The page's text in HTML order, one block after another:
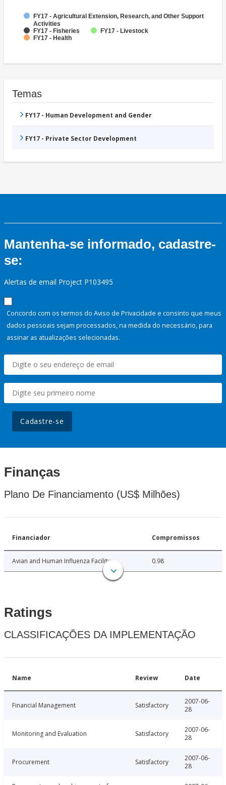
FY17 - Agricultural Extension, Research, and Other Support
Activities
FY17 - Fisheries
FY17 - Livestock
FY17 - Health
Temas
FY17 - Human Development and Gender
FY17 - Private Sector Development
Mantenha-se informado, cadastre-
se:
Alertas de email Project P103495
Concordo com os termos do Aviso de Privacidade e consinto que meus
dados pessoais sejam processados, na medida do necessário, para
assinar as atualizações selecionadas.
Cadastre-se
Finanças
Plano De Financiamento (US$ Milhões)
Financiador Compromissos
Avian and Human Influenza Facility 0.98
Ratings
CLASSIFICAÇÕES DA IMPLEMENTAÇÃO
Name Review Date
Financial Management Satisfactory
2007-06-
28
Monitoring and Evaluation Satisfactory
2007-06-
28
Procurement Satisfactory
2007-06-
28